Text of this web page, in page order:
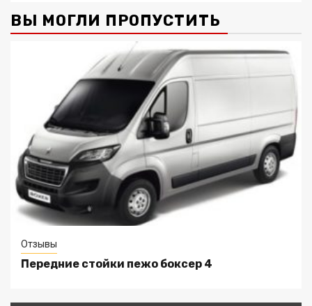
ВЫ МОГЛИ ПРОПУСТИТЬ
Отзывы
Передние стойки пежо боксер 4